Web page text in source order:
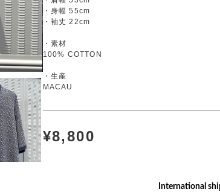
・身幅 55cm
・袖丈 22cm
・素材
100% COTTON
・生産
MACAU
¥8,800
International